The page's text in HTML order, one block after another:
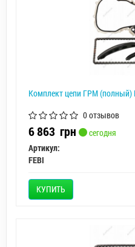
Комплект цепи ГРМ (полный)
0 отзывов
6 863 грн
сегодня
Артикул:
FEBI
КУПИТЬ